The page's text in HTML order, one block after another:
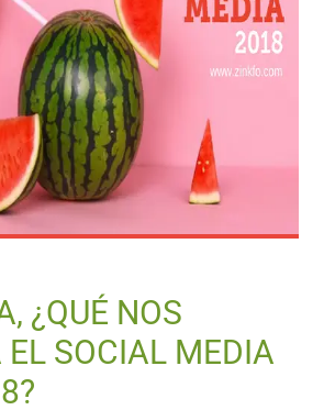
¿QUÉ NOS
EL SOCIAL MEDIA